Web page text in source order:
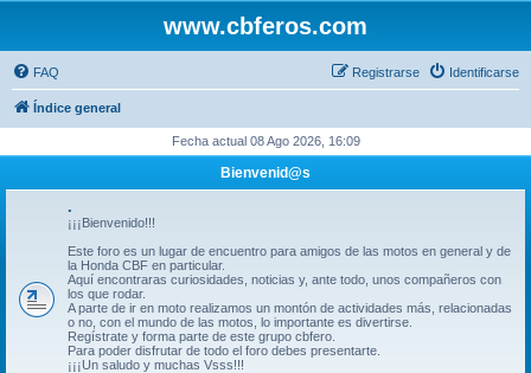
www.cbferos.com
FAQ Identificarse
Registrarse
Índice general
Fecha actual 08 Ago 2026, 16:09
Bienvenid@s
.
¡¡¡Bienvenido!!!
Este foro es un lugar de encuentro para amigos de las motos en general y de
la Honda CBF en particular.
Aquí encontraras curiosidades, noticias y, ante todo, unos compañeros con
los que rodar.
A parte de ir en moto realizamos un montón de actividades más, relacionadas
o no, con el mundo de las motos, lo importante es divertirse.
Regístrate y forma parte de este grupo cbfero.
Para poder disfrutar de todo el foro debes presentarte.
¡¡¡Un saludo y muchas Vsss!!!